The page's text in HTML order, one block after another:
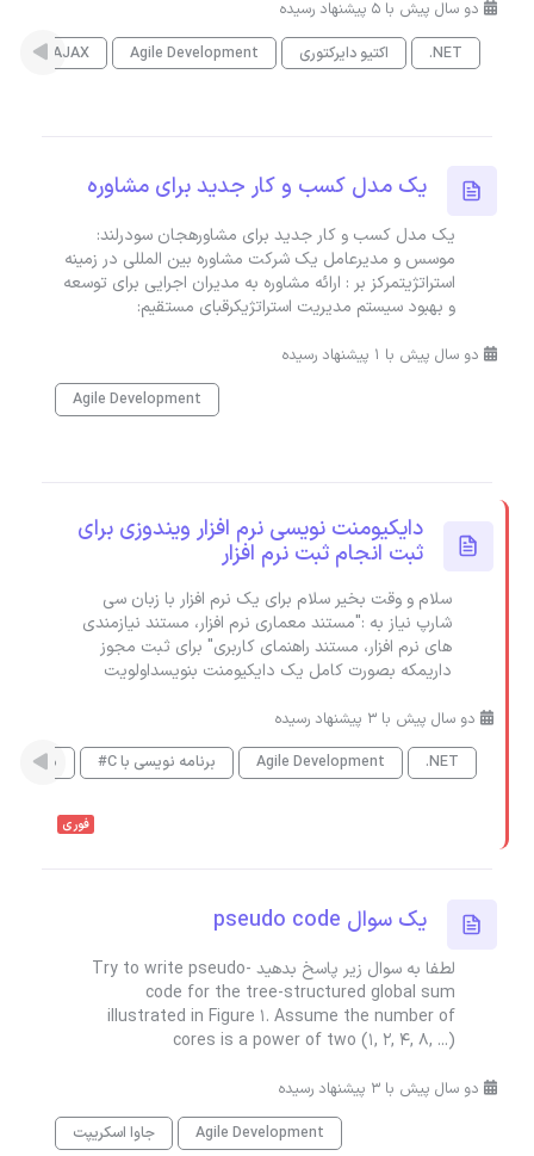
دو سال پیش با 5 پیشنهاد رسیده
.NET
اکتیو دایرکتوری Agile Development
AJAX
یک مدل کسب و کار جدید برای مشاوره
یک مدل کسب و کار جدید برای مشاورهجان سودرلند:
موسس و مدیرعامل یک شرکت مشاوره بین المللی در زمینه
استراتژیتمرکز بر : ارائه مشاوره به مدیران اجرایی برای توسعه
و بهبود سیستم مدیریت استراتژیکرقبای مستقیم:
دو سال پیش با 1 پیشنهاد رسیده
Agile Development
دایکیومنت نویسی نرم افزار ویندوزی برای
ثبت انجام ثبت نرم افزار
سلام و وقت بخیر سلام برای یک نرم افزار با زبان سی
شارپ نیاز به :"مستند معماری نرم افزار، مستند نیازمندی
های نرم افزار، مستند راهنمای کاربری" برای ثبت مجوز
داریمکه بصورت کامل یک دایکیومنت بنویسداولویت
دو سال پیش با 3 پیشنهاد رسیده
.NET
Agile Development برنامه نویسی با C# مدیریت
فوری
یک سوال pseudo code
لطفا به سوال زیر پاسخ بدهید Try to write pseudo-
code for the tree-structured global sum
illustrated in Figure 1. Assume the number of
cores is a power of two (1, 2, 4, 8, ...)
دو سال پیش با 3 پیشنهاد رسیده
Agile Development
جاوا اسکریپت